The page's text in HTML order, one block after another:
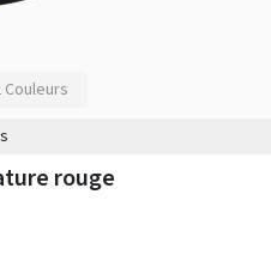
Couleurs
rouge